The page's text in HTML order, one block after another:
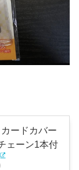
ードカバー
ェーン1本付